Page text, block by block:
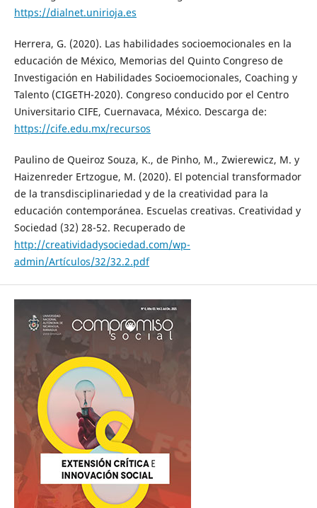
https://dialnet.unirioja.es
Herrera, G. (2020). Las habilidades socioemocionales en la
educación de México, Memorias del Quinto Congreso de
Investigación en Habilidades Socioemocionales, Coaching y
Talento (CIGETH-2020). Congreso conducido por el Centro
Universitario CIFE, Cuernavaca, México. Descarga de:
https://cife.edu.mx/recursos
Paulino de Queiroz Souza, K., de Pinho, M., Zwierewicz, M. y
Haizenreder Ertzogue, M. (2020). El potencial transformador
de la transdisciplinariedad y de la creatividad para la
educación contemporánea. Escuelas creativas. Creatividad y
Sociedad (32) 28-52. Recuperado de
http://creatividadysociedad.com/wp-
admin/Artículos/32/32.2.pdf